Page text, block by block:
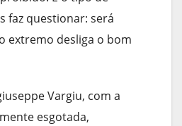
faz questionar: será
extremo desliga o bom
Vargiu, com a
esgotada,